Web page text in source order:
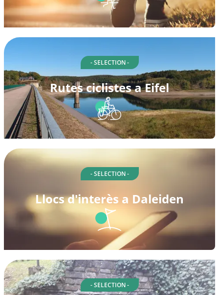
- SELECTION -
Rutes ciclistes a Eifel
- SELECTION -
Llocs d'interès a Daleiden
- SELECTION -